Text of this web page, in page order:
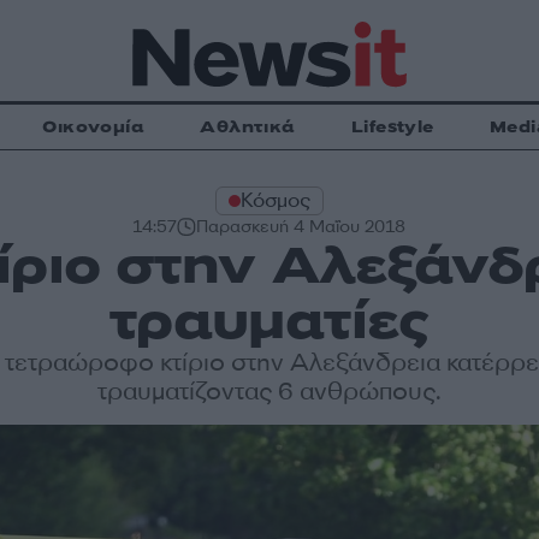
Οικονομία Αθλητικά Lifestyle
Κόσμος
14:57 Παρασκευή 4 Μαΐου 2018
στην
τραυματίες
κτίριο στην Αλεξάνδρεια
τραυματίζοντας 6 ανθρώπους.